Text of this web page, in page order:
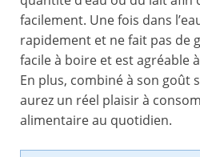
facilement. Une fois dans
rapidement et ne fait pas de
facile à boire et est agréable
En plus, combiné à son goût
aurez un réel plaisir à
alimentaire au quotidien.